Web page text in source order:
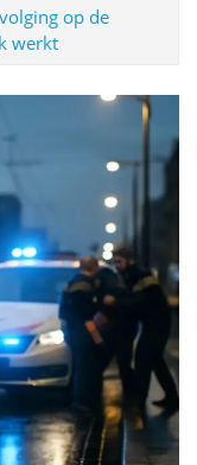
op de
werkt